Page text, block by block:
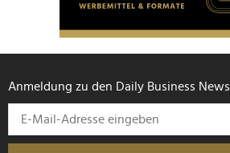
Anmeldung zu den Daily Business News